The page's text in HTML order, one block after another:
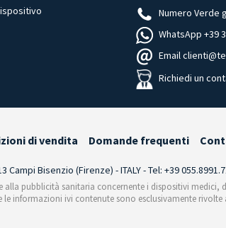
Numero Verde
WhatsApp +39
Email
Richiedi un
di vendita Domande frequenti
Campi Bisenzio (Firenze) - ITALY - Tel: +39
alla pubblicità sanitaria concernente i dispositivi
le informazioni ivi contenute sono esclusivamente